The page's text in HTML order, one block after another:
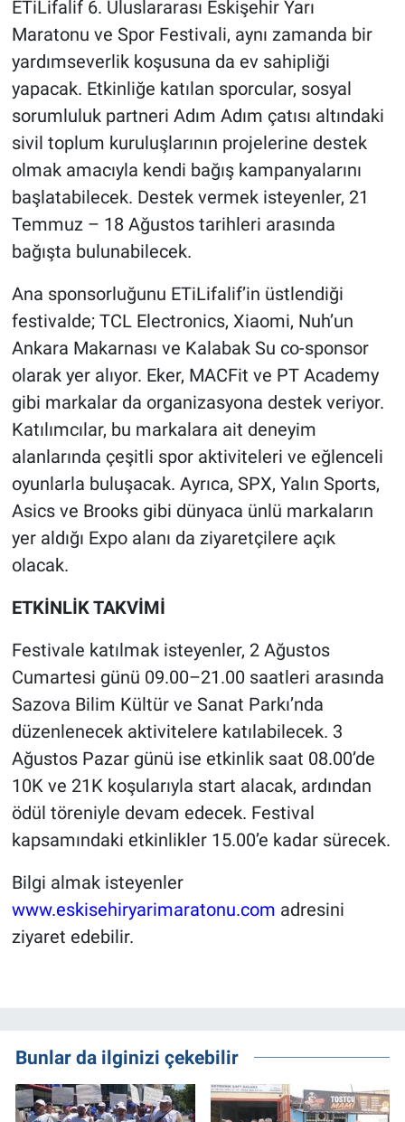
ETiLifalif 6. Uluslararası Eskişehir Yarı
Maratonu ve Spor Festivali, aynı zamanda bir
yardımseverlik koşusuna da ev sahipliği
yapacak. Etkinliğe katılan sporcular, sosyal
sorumluluk partneri Adım Adım çatısı altındaki
sivil toplum kuruluşlarının projelerine destek
olmak amacıyla kendi bağış kampanyalarını
başlatabilecek. Destek vermek isteyenler, 21
Temmuz – 18 Ağustos tarihleri arasında
bağışta bulunabilecek.
Ana sponsorluğunu ETiLifalif’in üstlendiği
festivalde; TCL Electronics, Xiaomi, Nuh’un
Ankara Makarnası ve Kalabak Su co-sponsor
olarak yer alıyor. Eker, MACFit ve PT Academy
gibi markalar da organizasyona destek veriyor.
Katılımcılar, bu markalara ait deneyim
alanlarında çeşitli spor aktiviteleri ve eğlenceli
oyunlarla buluşacak. Ayrıca, SPX, Yalın Sports,
Asics ve Brooks gibi dünyaca ünlü markaların
yer aldığı Expo alanı da ziyaretçilere açık
olacak.
ETKİNLİK TAKVİMİ
Festivale katılmak isteyenler, 2 Ağustos
Cumartesi günü 09.00–21.00 saatleri arasında
Sazova Bilim Kültür ve Sanat Parkı’nda
düzenlenecek aktivitelere katılabilecek. 3
Ağustos Pazar günü ise etkinlik saat 08.00’de
10K ve 21K koşularıyla start alacak, ardından
ödül töreniyle devam edecek. Festival
kapsamındaki etkinlikler 15.00’e kadar sürecek.
Bilgi almak isteyenler
www.eskisehiryarimaratonu.com adresini
ziyaret edebilir.
Bunlar da ilginizi çekebilir